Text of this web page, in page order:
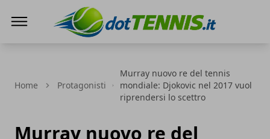
Home Protagonisti
Murray nuovo re del tennis
mondiale: Djokovic nel 2017 vuol
riprendersi lo scettro
Murray nuovo re del